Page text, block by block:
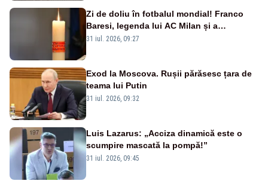
Zi de doliu în fotbalul mondial! Franco
Baresi, legenda lui AC Milan și a
naționalei Italiei, a murit
31 iul. 2026, 09:27
Exod la Moscova. Rușii părăsesc țara de
teama lui Putin
31 iul. 2026, 09:32
Luis Lazarus: „Acciza dinamică este o
scumpire mascată la pompă!”
31 iul. 2026, 09:45